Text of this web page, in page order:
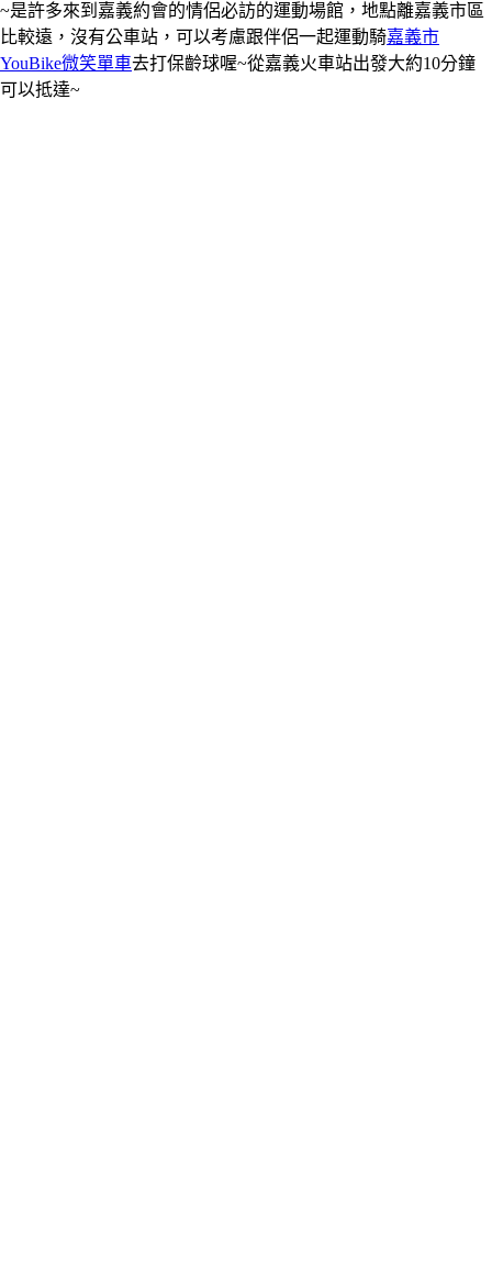
~是許多來到嘉義約會的情侶必訪的運動場館，地點離嘉義市區
比較遠，沒有公車站，可以考慮跟伴侶一起運動騎嘉義市
YouBike微笑單車去打保齡球喔~從嘉義火車站出發大約10分鐘
可以抵達~